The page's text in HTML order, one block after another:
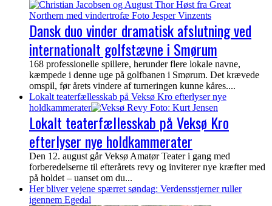
Dansk duo vinder dramatisk afslutning ved
internationalt golfstævne i Smørum
168 professionelle spillere, herunder flere lokale navne,
kæmpede i denne uge på golfbanen i Smørum. Det krævede
omspil, før årets vindere af turneringen kunne kåres....
Lokalt teaterfællesskab på Veksø Kro efterlyser nye
holdkammerater
Lokalt teaterfællesskab på Veksø Kro
efterlyser nye holdkammerater
Den 12. august går Veksø Amatør Teater i gang med
forberedelserne til efterårets revy og inviterer nye kræfter med
på holdet – uanset om du...
Her bliver vejene spærret søndag: Verdensstjerner ruller
igennem Egedal